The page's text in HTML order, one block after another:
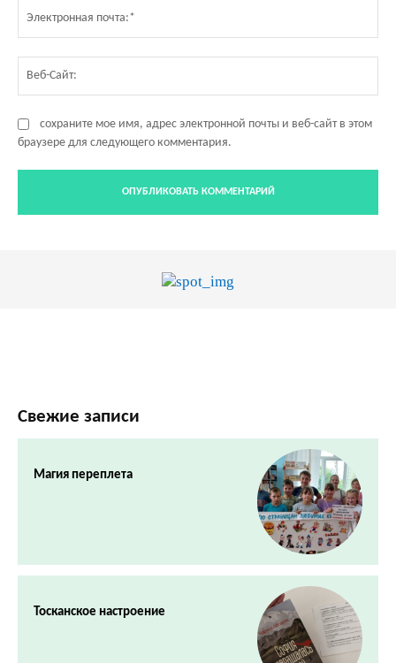
сохраните мое имя, адрес электронной почты и веб-сайт в этом
браузере для следующего комментария.
Свежие записи
Магия переплета
Тосканское настроение